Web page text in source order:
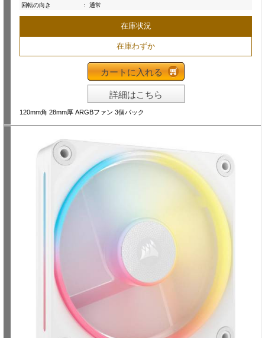
回転の向き
: 通常
在庫状況
在庫わずか
カートに入れる
詳細はこちら
120mm角 28mm厚 ARGBファン 3個パック